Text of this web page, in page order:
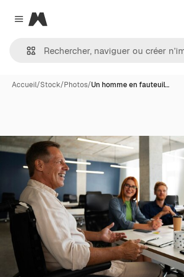
Close menu
Magnific
Accueil/Stock/Photos/Un homme en fauteuil…